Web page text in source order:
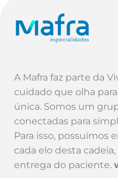
A Mafra faz parte da
cuidado que olha
única. Somos um
conectadas para
Para isso, possuímos
cada elo desta
entrega do paciente.